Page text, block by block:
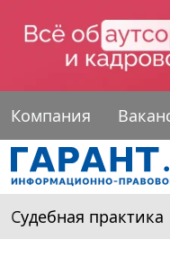
Компания
Судебная практика